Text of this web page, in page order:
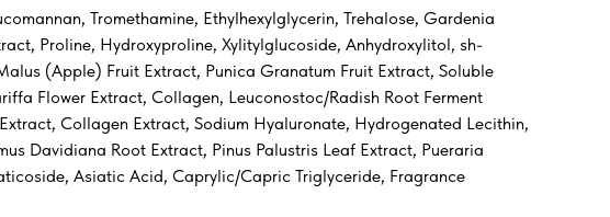
Tromethamine, Ethylhexylglycerin, Trehalose, Gardenia
Proline, Hydroxyproline, Xylitylglucoside, Anhydroxylitol, sh-
(Apple) Fruit Extract, Punica Granatum Fruit Extract, Soluble
Flower Extract, Collagen, Leuconostoc/Radish Root Ferment
Collagen Extract, Sodium Hyaluronate, Hydrogenated Lecithin,
Davidiana Root Extract, Pinus Palustris Leaf Extract, Pueraria
Asiatic Acid, Caprylic/Capric Triglyceride, Fragrance